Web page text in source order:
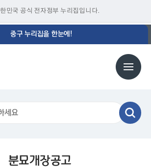
민국 공식 전자정부 누리집입니다.
중구 누리집을 한눈에!
분묘개장공고